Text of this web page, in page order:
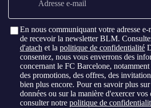
En nous communiquant votre adresse
de recevoir la newsletter BLM.
d'atach et la politique de confidentialité
consentez, nous vous enverrons des
concernant le FC Barcelone,
des promotions, des offres, des
bien plus encore. Pour en savoir plus
données ou sur la manière d'exercer
consulter notre politique de